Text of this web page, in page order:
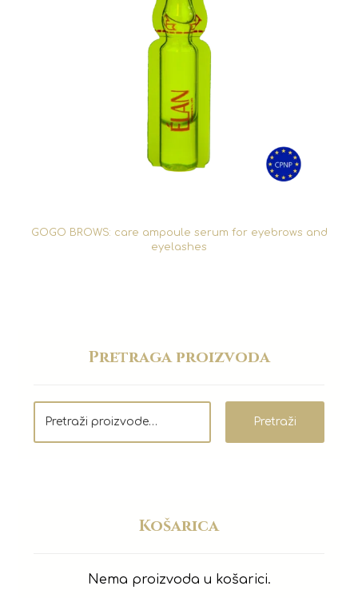
GOGO BROWS: care ampoule serum for eyebrows and
eyelashes
Pretraga proizvoda
Pretraži
Košarica
Nema proizvoda u košarici.